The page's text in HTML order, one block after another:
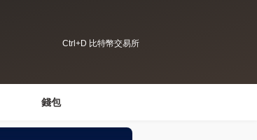
Ctrl+D 比特幣交易所
錢包